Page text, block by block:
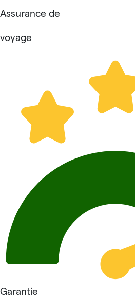
Assurance de
voyage
Garantie